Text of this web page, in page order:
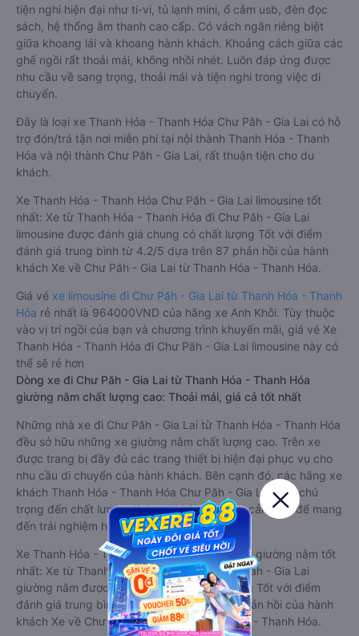
tiện nghi hiện đại như ti-vi, tủ lạnh mini, ổ cắm usb, đèn đọc
sách, hệ thống âm thanh cao cấp. Có vách ngăn riêng biệt
giữa khoang lái và khoang hành khách. Khoảng cách giữa các
ghế ngồi rất thoải mái, không nhồi nhét. Luôn đáp ứng được
nhu cầu về sang trọng, thoải mái và tiện nghi trong việc di
chuyển.
Đây là loại xe Thanh Hóa - Thanh Hóa Chư Păh - Gia Lai có hỗ
trợ đón/trả tận nơi miễn phí tại nội thành Thanh Hóa - Thanh
Hóa và nội thành Chư Păh - Gia Lai, rất thuận tiện cho du
khách.
Xe Thanh Hóa - Thanh Hóa Chư Păh - Gia Lai limousine tốt
nhất: Xe từ Thanh Hóa - Thanh Hóa đi Chư Păh - Gia Lai
limousine được đánh giá chung có chất lượng Tốt với điểm
đánh giá trung bình từ 4.2/5 dựa trên 87 phản hồi của hành
khách Xe về Chư Păh - Gia Lai từ Thanh Hóa - Thanh Hóa.
Giá vé xe limousine đi Chư Păh - Gia Lai từ Thanh Hóa - Thanh
Hóa rẻ nhất là 964000VND của hãng xe Anh Khôi. Tùy thuộc
vào vị trí ngồi của bạn và chương trình khuyến mãi, giá vé Xe
Thanh Hóa - Thanh Hóa đi Chư Păh - Gia Lai limousine này có
thể sẽ rẻ hơn
Dòng xe đi Chư Păh - Gia Lai từ Thanh Hóa - Thanh Hóa
giường nằm chất lượng cao: Thoải mái, giá cả tốt nhất
Những nhà xe đi Chư Păh - Gia Lai từ Thanh Hóa - Thanh Hóa
đều sở hữu những xe giường nằm chất lượng cao. Trên xe
được trang bị đầy đủ các trang thiết bị hiện đại phục vụ cho
nhu cầu di chuyển của hành khách. Bên cạnh đó, các hãng xe
khách Thanh Hóa - Thanh Hóa Chư Păh - Gia Lai luôn chú
trọng đến chất lượng dịch vụ, không ngừng cải thiện để mang
đến trải nghiệm hoàn hảo cho hành khách.
Xe Thanh Hóa - Thanh Hóa Chư Păh - Gia Lai giường nằm tốt
nhất: Xe từ Thanh Hóa - Thanh Hóa đi Chư Păh - Gia Lai
giường nằm được đánh giá chung chất lượng Tốt với điểm
đánh giá trung bình từ 4.4/5 dựa trên 211 phản hồi của hành
khách Xe về Chư Păh - Gia Lai từ Thanh Hóa - Thanh Hóa.